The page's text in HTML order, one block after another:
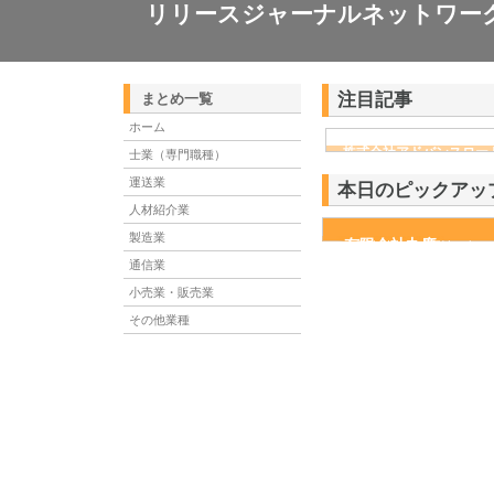
リリースジャーナルネットワー
まとめ一覧
ホーム
士業（専門職種）
運送業
人材紹介業
製造業
通信業
小売業・販売業
その他業種
注目記事
株式会社アドバンスロ
本日のピックアッ
有限会社丸慶
有限会社丸慶は明治36年